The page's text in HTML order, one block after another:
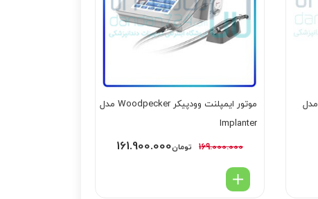
موتور ایمپلنت آسپتیکو Aseptico مدل
موتور ایمپلنت وودپیکر Woodpecker مدل
Implanter
169.000.000
تومان161.900.000